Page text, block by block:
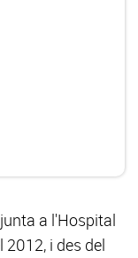
a l'Hospital
2012, i des del